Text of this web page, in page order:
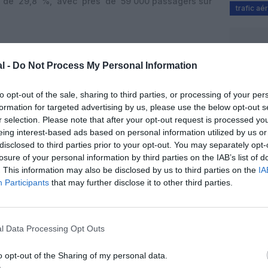
- Do Not Process My Personal Information
opt-out of the sale, sharing to third parties, or processing of your
for targeted advertising by us, please use the below opt-out
selection. Please note that after your opt-out request is processed
interest-based ads based on personal information utilized by us
to third parties prior to your opt-out. You may separately
of your personal information by third parties on the IAB’s list of
This information may also be disclosed by us to third parties on the
Participants that may further disclose it to other third parties.
Data Processing Opt Outs
opt-out of the Sharing of my personal data.
20 505 tonnes entre janvier et août, soit une
des flux concerne l’axe Réunion-Hexagone
(3.031 tonnes), Réunion–Bangkok (1.409
Les importations progressent de 3,8 %,
destinés à la réparation des lignes
Garance. En revanche, lesexportations
raison de la baisse des expéditions fruitières ,
d’ananas.
trafic